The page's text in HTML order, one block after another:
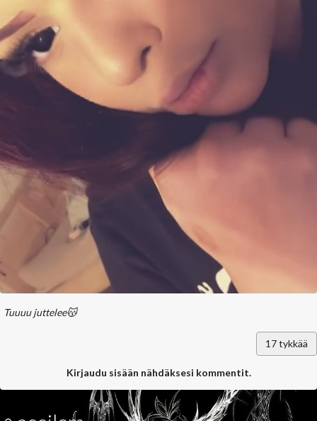
Tuuuu juttelee😽
17tykkää
Kirjaudu sisään nähdäksesi kommentit.